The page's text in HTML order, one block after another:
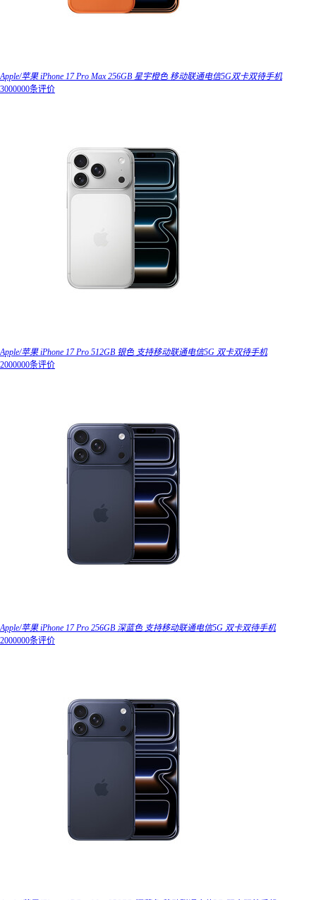
Apple/苹果 iPhone 17 Pro Max 256GB 星宇橙色 移动联通电信5G双卡双待手机
3000000条评价
Apple/苹果 iPhone 17 Pro 512GB 银色 支持移动联通电信5G 双卡双待手机
2000000条评价
Apple/苹果 iPhone 17 Pro 256GB 深蓝色 支持移动联通电信5G 双卡双待手机
2000000条评价